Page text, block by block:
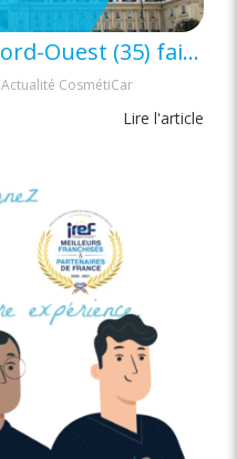
CosmétiCar Rennes Nord-Ouest (35) fait son entrée dans l’aventure
Actualité CosmétiCar
Lire l'article